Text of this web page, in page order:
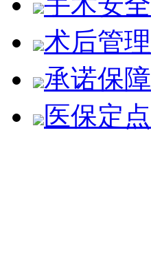
术后管理
承诺保障
医保定点